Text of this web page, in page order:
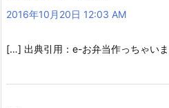
2016年10月20日 12:03 AM
[…] 出典引用：e-お弁当作っちゃい